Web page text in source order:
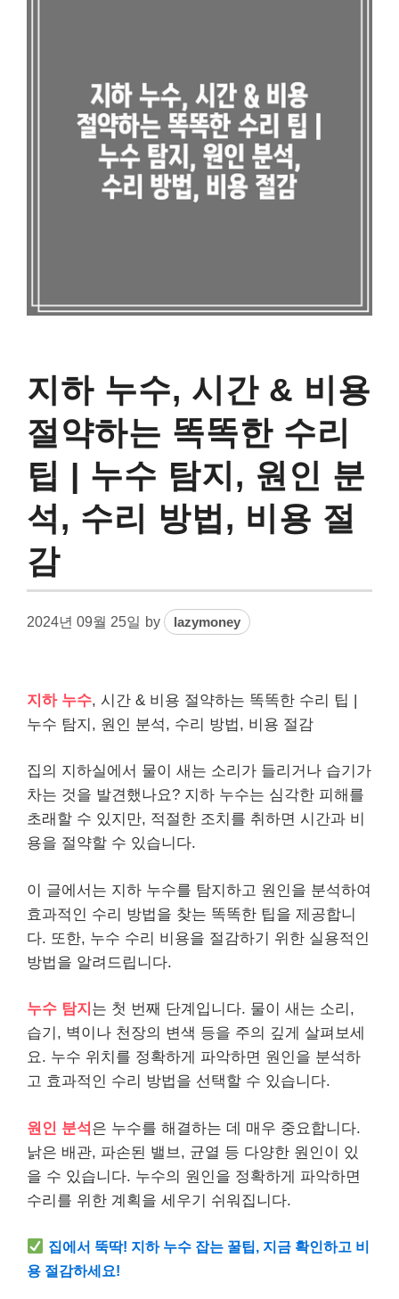
지하 누수, 시간 & 비용
절약하는 똑똑한 수리
팁 | 누수 탐지, 원인 분
석, 수리 방법, 비용 절
감
2024년 09월 25일 by lazymoney
지하 누수, 시간 & 비용 절약하는 똑똑한 수리 팁 |
누수 탐지, 원인 분석, 수리 방법, 비용 절감
집의 지하실에서 물이 새는 소리가 들리거나 습기가
차는 것을 발견했나요? 지하 누수는 심각한 피해를
초래할 수 있지만, 적절한 조치를 취하면 시간과 비
용을 절약할 수 있습니다.
이 글에서는 지하 누수를 탐지하고 원인을 분석하여
효과적인 수리 방법을 찾는 똑똑한 팁을 제공합니
다. 또한, 누수 수리 비용을 절감하기 위한 실용적인
방법을 알려드립니다.
누수 탐지 는 첫 번째 단계입니다. 물이 새는 소리,
습기, 벽이나 천장의 변색 등을 주의 깊게 살펴보세
요. 누수 위치를 정확하게 파악하면 원인을 분석하
고 효과적인 수리 방법을 선택할 수 있습니다.
원인 분석 은 누수를 해결하는 데 매우 중요합니다.
낡은 배관, 파손된 밸브, 균열 등 다양한 원인이 있
을 수 있습니다. 누수의 원인을 정확하게 파악하면
수리를 위한 계획을 세우기 쉬워집니다.
집에서 뚝딱! 지하 누수 잡는 꿀팁, 지금 확인하고 비
용 절감하세요!